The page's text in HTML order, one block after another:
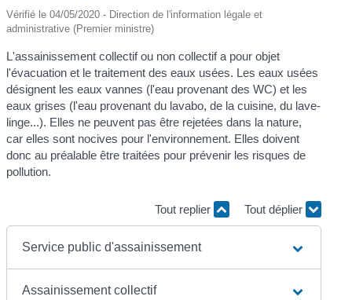
Vérifié le 04/05/2020 - Direction de l'information légale et
administrative (Premier ministre)
L'assainissement collectif ou non collectif a pour objet
l'évacuation et le traitement des eaux usées. Les eaux usées
désignent les eaux vannes (l'eau provenant des WC) et les
eaux grises (l'eau provenant du lavabo, de la cuisine, du lave-
linge...). Elles ne peuvent pas être rejetées dans la nature,
car elles sont nocives pour l'environnement. Elles doivent
donc au préalable être traitées pour prévenir les risques de
pollution.
Tout replier Tout déplier
Service public d'assainissement
Assainissement collectif